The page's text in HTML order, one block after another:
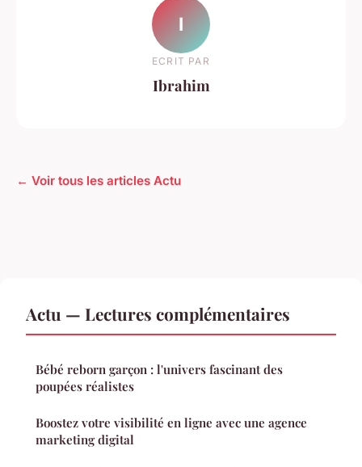
I
ECRIT PAR
Ibrahim
← Voir tous les articles Actu
Actu — Lectures complémentaires
Bébé reborn garçon : l'univers fascinant des
poupées réalistes
Boostez votre visibilité en ligne avec une agence
marketing digital